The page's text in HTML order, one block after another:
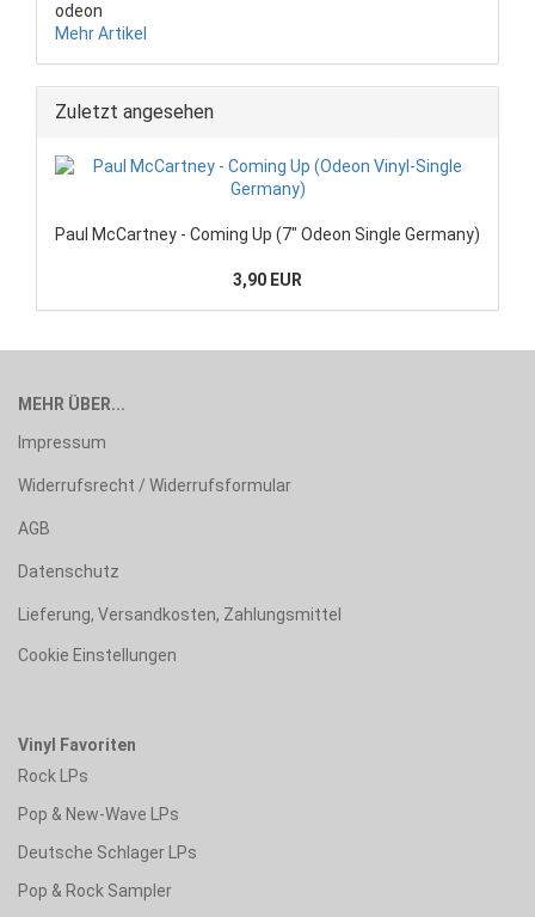
odeon
Mehr Artikel
Zuletzt angesehen
Paul McCartney - Coming Up (7" Odeon Single Germany)
3,90 EUR
MEHR ÜBER...
Impressum
Widerrufsrecht / Widerrufsformular
AGB
Datenschutz
Lieferung, Versandkosten, Zahlungsmittel
Cookie Einstellungen
Vinyl Favoriten
Rock LPs
Pop & New-Wave LPs
Deutsche Schlager LPs
Pop & Rock Sampler